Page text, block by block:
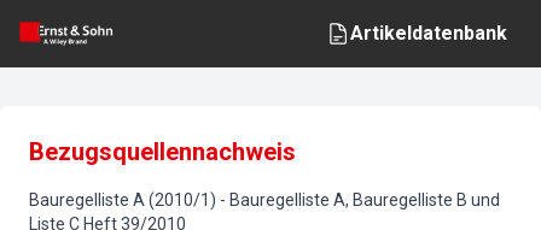
Artikeldatenbank
Bezugsquellennachweis
Bauregelliste A (2010/1) - Bauregelliste A, Bauregelliste B und
Liste C Heft39/2010